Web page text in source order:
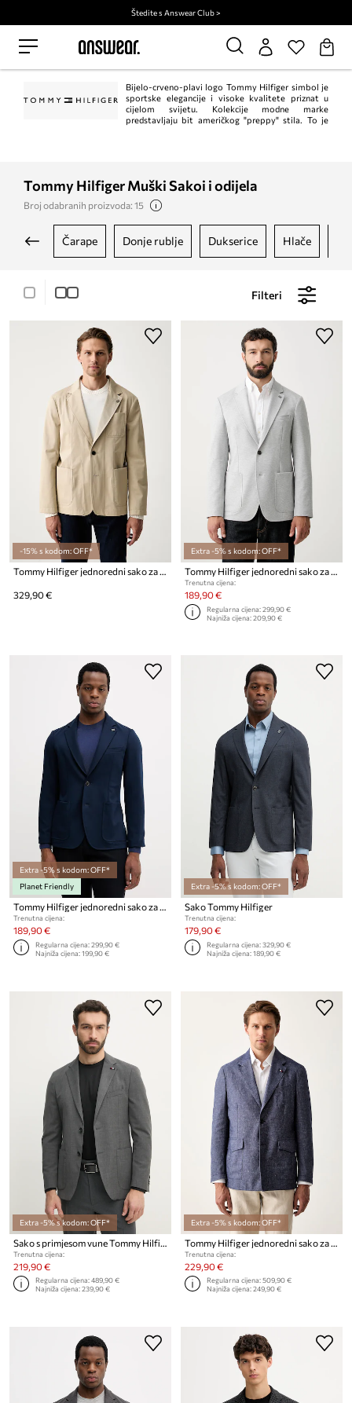
Štedite s Answear Club >
Bijelo-crveno-plavi logo Tommy Hilfiger simbol je
sportske elegancije i visoke kvalitete priznat u
cijelom svijetu. Kolekcije modne marke
predstavljaju bit američkog "preppy" stila. To je
Tommy Hilfiger Muški Sakoi i odijela
Broj odabranih proizvoda: 15
čarape donje rublje dukserice hlače
Filteri
-15% s kodom: OFF*
Tommy Hilfiger jednoredni sako za muškarce od pamuka
329,90 €
Extra -5% s kodom: OFF*
Tommy Hilfiger jednoredni sako za muškarce s viskozom
Trenutna cijena:
189,90 €
Regularna cijena:299,90 €
Najniža cijena:209,90 €
Extra -5% s kodom: OFF*
Planet Friendly
Tommy Hilfiger jednoredni sako za muškarce s viskozom
Trenutna cijena:
189,90 €
Regularna cijena:299,90 €
Najniža cijena:199,90 €
Extra -5% s kodom: OFF*
Sako Tommy Hilfiger
Trenutna cijena:
179,90 €
Regularna cijena:329,90 €
Najniža cijena:189,90 €
Extra -5% s kodom: OFF*
Trenutna cijena:
219,90 €
Regularna cijena:489,90 €
Najniža cijena:239,90 €
Extra -5% s kodom: OFF*
Trenutna cijena:
229,90 €
Regularna cijena:509,90 €
Najniža cijena:249,90 €